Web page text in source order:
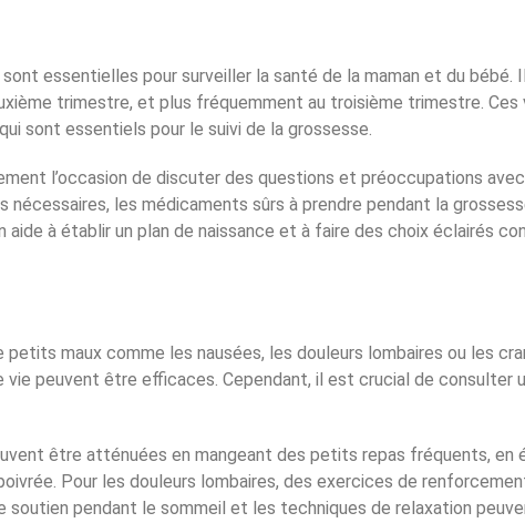
essentielles pour surveiller la santé de la maman et du
trimestre, et plus fréquemment au troisième trimestre.
sont essentiels pour le suivi de la grossesse.
l’occasion de discuter des questions et préoccupations
nécessaires, les médicaments sûrs à prendre pendant la
à établir un plan de naissance et à faire des choix éclairés
petits maux comme les nausées, les douleurs lombaires ou les
peuvent être efficaces. Cependant, il est crucial de consulter
être atténuées en mangeant des petits repas fréquents,
Pour les douleurs lombaires, des exercices de
soutien pendant le sommeil et les techniques de relaxation